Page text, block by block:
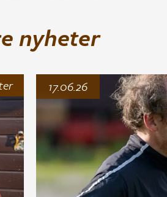
nyheter
17.06.26